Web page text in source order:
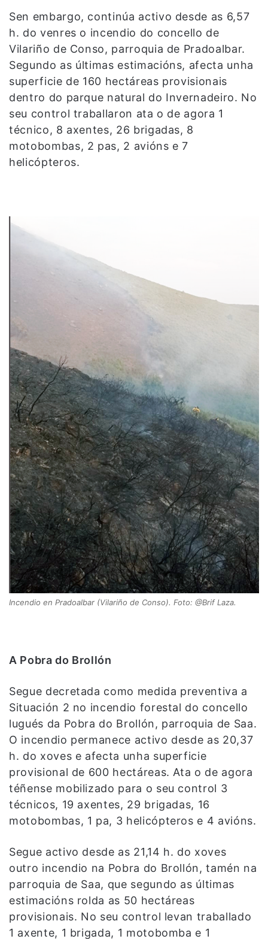
Sen embargo, continúa activo desde as 6,57
h. do venres o incendio do concello de
Vilariño de Conso, parroquia de Pradoalbar.
Segundo as últimas estimacións, afecta unha
superficie de 160 hectáreas provisionais
dentro do parque natural do Invernadeiro. No
seu control traballaron ata o de agora 1
técnico, 8 axentes, 26 brigadas, 8
motobombas, 2 pas, 2 avións e 7
helicópteros.
Incendio en Pradoalbar (Vilariño de Conso). Foto: @Brif Laza.
A Pobra do Brollón
Segue decretada como medida preventiva a
Situación 2 no incendio forestal do concello
lugués da Pobra do Brollón, parroquia de Saa.
O incendio permanece activo desde as 20,37
h. do xoves e afecta unha superficie
provisional de 600 hectáreas. Ata o de agora
téñense mobilizado para o seu control 3
técnicos, 19 axentes, 29 brigadas, 16
motobombas, 1 pa, 3 helicópteros e 4 avións.
Segue activo desde as 21,14 h. do xoves
outro incendio na Pobra do Brollón, tamén na
parroquia de Saa, que segundo as últimas
estimacións rolda as 50 hectáreas
provisionais. No seu control levan traballado
1 axente, 1 brigada, 1 motobomba e 1